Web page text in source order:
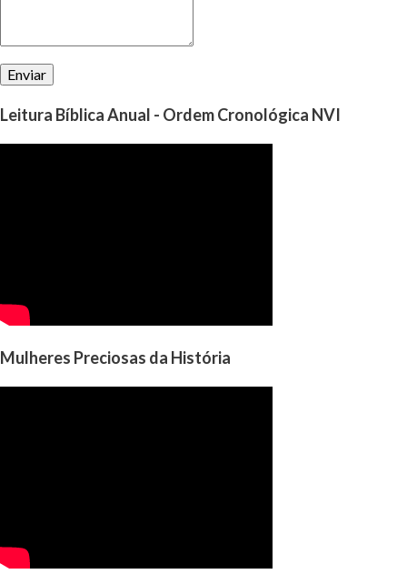
Leitura Bíblica Anual - Ordem Cronológica NVI
Mulheres Preciosas da História